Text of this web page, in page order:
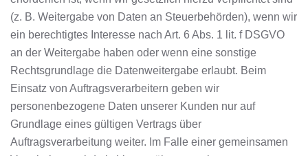
(z. B. Weitergabe von Daten an Steuerbehörden), wenn wir
ein berechtigtes Interesse nach Art. 6 Abs. 1 lit. f DSGVO
an der Weitergabe haben oder wenn eine sonstige
Rechtsgrundlage die Datenweitergabe erlaubt. Beim
Einsatz von Auftragsverarbeitern geben wir
personenbezogene Daten unserer Kunden nur auf
Grundlage eines gültigen Vertrags über
Auftragsverarbeitung weiter. Im Falle einer gemeinsamen